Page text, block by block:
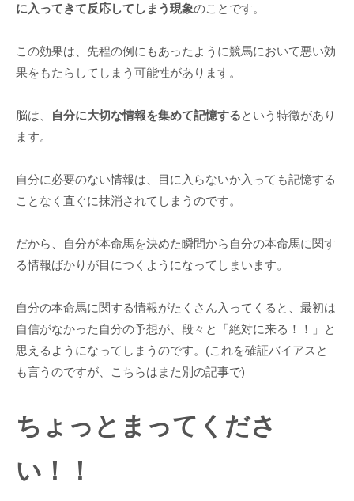
に入ってきて反応してしまう現象のことです。
この効果は、先程の例にもあったように競馬において悪い効
果をもたらしてしまう可能性があります。
脳は、 自分に大切な情報を集めて記憶するという特徴があり
ます。
自分に必要のない情報は、目に入らないか入っても記憶する
ことなく直ぐに抹消されてしまうのです。
だから、自分が本命馬を決めた瞬間から自分の本命馬に関す
る情報ばかりが目につくようになってしまいます。
自分の本命馬に関する情報がたくさん入ってくると、最初は
自信がなかった自分の予想が、段々と「絶対に来る！！」と
思えるようになってしまうのです。(これを確証バイアスと
も言うのですが、こちらはまた別の記事で)
ちょっとまってくださ
い！！